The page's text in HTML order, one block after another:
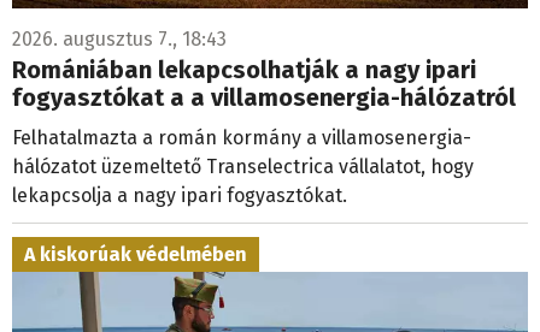
2026. augusztus 7., 18:43
Romániában lekapcsolhatják a nagy ipari
fogyasztókat a a villamosenergia-hálózatról
Felhatalmazta a román kormány a villamosenergia-
hálózatot üzemeltető Transelectrica vállalatot, hogy
lekapcsolja a nagy ipari fogyasztókat.
A kiskorúak védelmében